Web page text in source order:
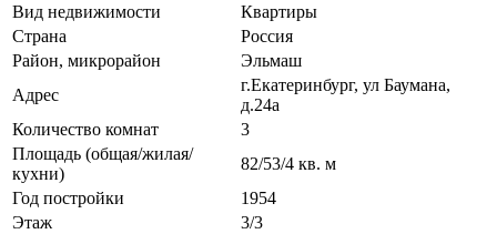
Вид недвижимости
Квартиры
Страна
Россия
Район, микрорайон
Эльмаш
Адрес
г.Екатеринбург, ул Баумана,
д.24а
Количество комнат
3
Площадь (общая/жилая/
кухни)
82/53/4 кв. м
Год постройки
1954
Этаж
3/3